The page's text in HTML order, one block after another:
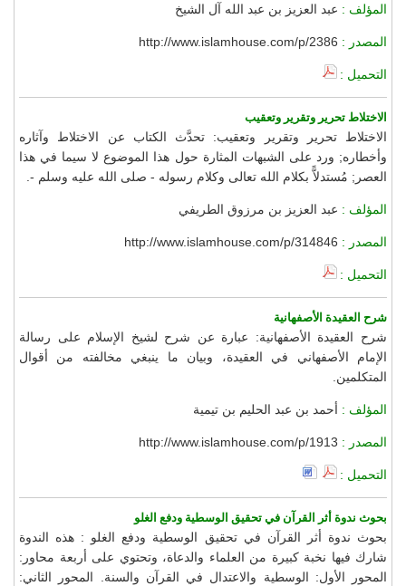
المؤلف : عبد العزيز بن عبد الله آل الشيخ
المصدر : http://www.islamhouse.com/p/2386
التحميل :
الاختلاط تحرير وتقرير وتعقيب
الاختلاط تحرير وتقرير وتعقيب: تحدَّث الكتاب عن الاختلاط وآثاره
وأخطاره; ورد على الشبهات المثارة حول هذا الموضوع لا سيما في هذا
العصر; مُستدلاًّ بكلام الله تعالى وكلام رسوله - صلى الله عليه وسلم -.
المؤلف : عبد العزيز بن مرزوق الطريفي
المصدر : http://www.islamhouse.com/p/314846
التحميل :
شرح العقيدة الأصفهانية
شرح العقيدة الأصفهانية: عبارة عن شرح لشيخ الإسلام على رسالة
الإمام الأصفهاني في العقيدة، وبيان ما ينبغي مخالفته من أقوال
المتكلمين.
المؤلف : أحمد بن عبد الحليم بن تيمية
المصدر : http://www.islamhouse.com/p/1913
التحميل :
بحوث ندوة أثر القرآن في تحقيق الوسطية ودفع الغلو
بحوث ندوة أثر القرآن في تحقيق الوسطية ودفع الغلو : هذه الندوة
شارك فيها نخبة كبيرة من العلماء والدعاة، وتحتوي على أربعة محاور:
المحور الأول: الوسطية والاعتدال في القرآن والسنة. المحور الثاني: